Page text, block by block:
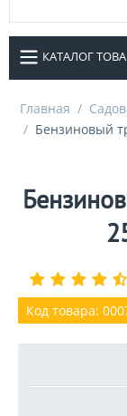
КАТАЛОГ
Главная /
/ Бензиновый
Код товара: